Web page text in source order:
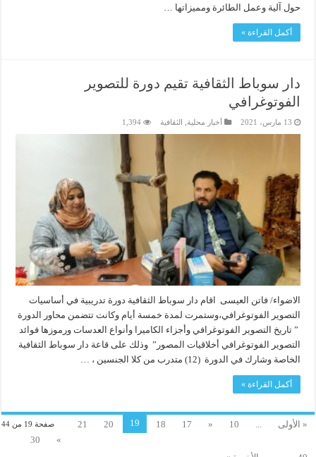
حول آلية وعمل الطائرة ومميزاتها …
أكمل القراءة »
دار سوباط الثقافية تقيم دورة للتصوير
الفوتوغرافي
13 مارس، 2021 أخبار محلية الثقافية 1,394
الاضواء/ فاتن العيسى اقام دار سوباط الثقافية دورة تدريبية في أساسيات
التصوير الفوتوغرافي،وستمرت لمدة خمسة أيام وكانت تتضمن محاور الدورة
” تاريخ التصوير الفوتوغرافي وأجزاء الكاميرا وأنواع العدسات ورموزها فوائد
التصوير الفوتوغرافي أخلاقيات المصور” وذلك على قاعة دار سوباط الثقافية
الخاصة وشارك في الدورة (12) متدرب من كلا الجنسين ، …
أكمل القراءة »
صفحة 19 من 44 « الأولى 10
«
17
18
19
20
21
»
30